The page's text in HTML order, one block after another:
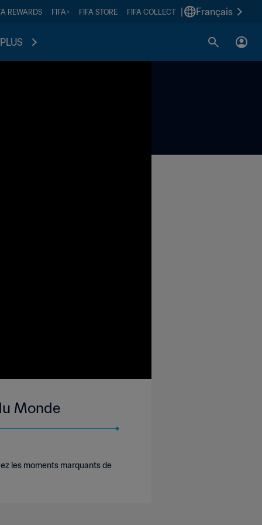
REWARDS FIFA+ FIFA STORE FIFA COLLECT Français
PLUS
Monde
les moments marquants de